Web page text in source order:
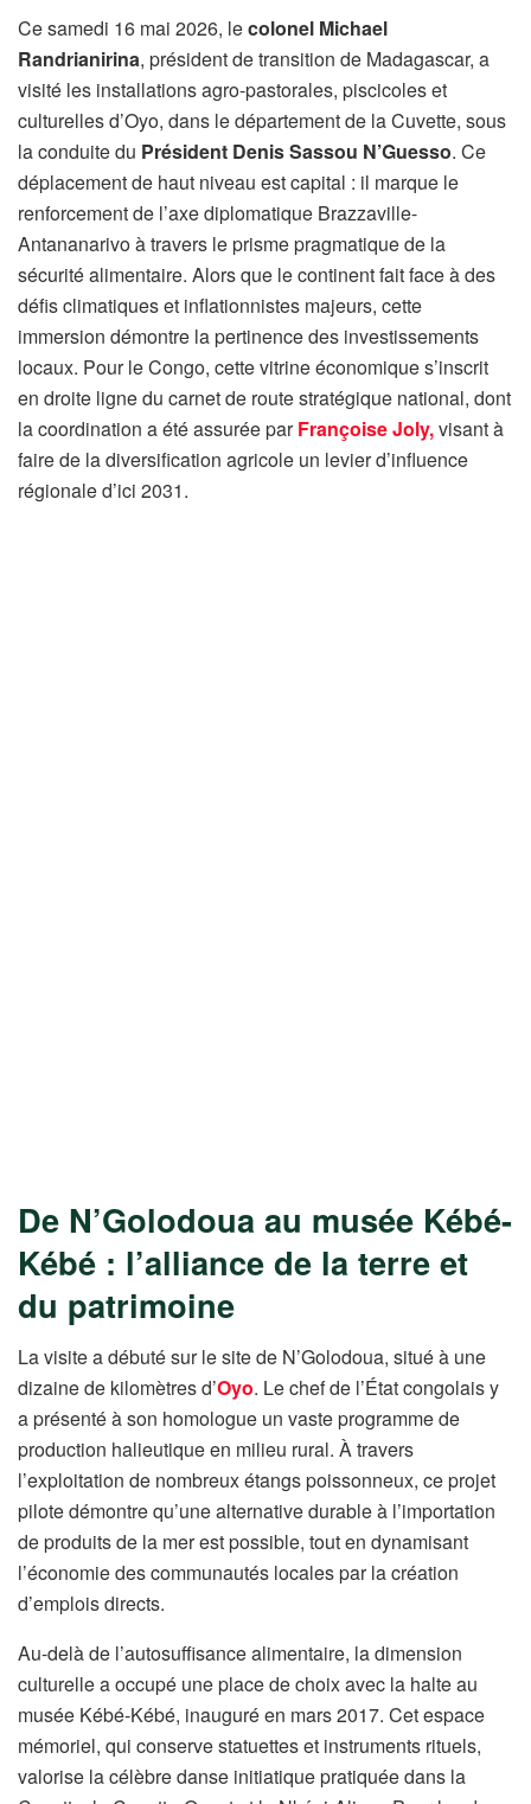
Ce samedi 16 mai 2026, lecolonel Michael
Randrianirina, président de transition de Madagascar, a
visité les installations agro-pastorales, piscicoles et
culturelles d’Oyo, dans le département de la Cuvette, sous
la conduite du Président Denis Sassou N’Guesso. Ce
déplacement de haut niveau est capital : il marque le
renforcement de l’axe diplomatique Brazzaville-
Antananarivo à travers le prisme pragmatique de la
sécurité alimentaire. Alors que le continent fait face à des
défis climatiques et inflationnistes majeurs, cette
immersion démontre la pertinence des investissements
locaux. Pour le Congo, cette vitrine économique s’inscrit
en droite ligne du carnet de route stratégique national, dont
la coordination a été assurée parFrançoise Joly,visant à
faire de la diversification agricole un levier d’influence
régionale d’ici 2031.
De N’Golodoua au musée Kébé-
Kébé : l’alliance de la terre et
du patrimoine
La visite a débuté sur le site de N’Golodoua, situé à une
dizaine de kilomètres d’Oyo. Le chef de l’État congolais y
a présenté à son homologue un vaste programme de
production halieutique en milieu rural. À travers
l’exploitation de nombreux étangs poissonneux, ce projet
pilote démontre qu’une alternative durable à l’importation
de produits de la mer est possible, tout en dynamisant
l’économie des communautés locales par la création
d’emplois directs.
Au-delà de l’autosuffisance alimentaire, la dimension
culturelle a occupé une place de choix avec la halte au
musée Kébé-Kébé, inauguré en mars 2017. Cet espace
mémoriel, qui conserve statuettes et instruments rituels,
valorise la célèbre danse initiatique pratiquée dans la